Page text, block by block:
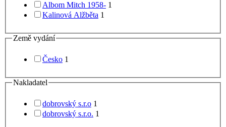
Albom Mitch 1958- 1
Kalinová Alžběta 1
Země vydání
Česko 1
Nakladatel
dobrovský s.r.o 1
dobrovský s.r.o. 1